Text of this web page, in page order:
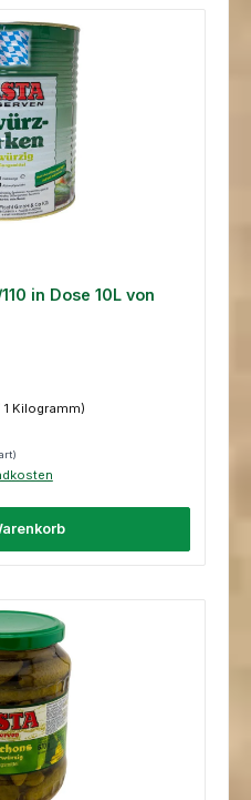
in Dose 10L von
1 Kilogramm)